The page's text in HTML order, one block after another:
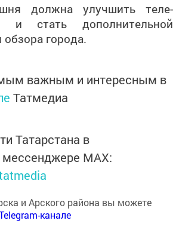
должна улучшить теле-
и стать дополнительной
города.
важным и интересным в
Татмедиа
Татарстана в
MАХ:
и Арского района вы можете
канале